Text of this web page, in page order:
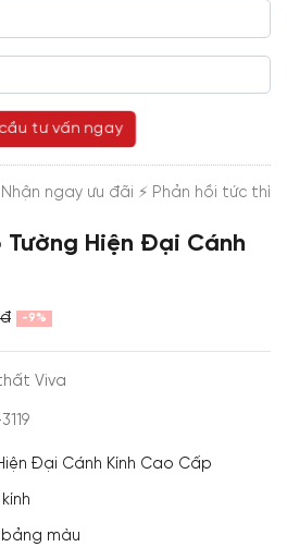
tư vấn ngay
Tường Hiện Đại Cánh
-9%
Viva
Đại Cánh Kính Cao Cấp
bảng màu